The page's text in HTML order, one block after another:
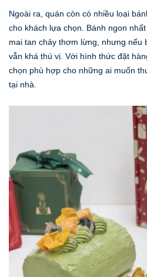
Ngoài ra, quán còn có nhiều loại
cho khách lựa chọn. Bánh ngon
mai tan chảy thơm lừng, nhưng nếu
vẫn khá thú vị. Với hình thức đặt
chọn phù hợp cho những ai muốn
tại nhà.